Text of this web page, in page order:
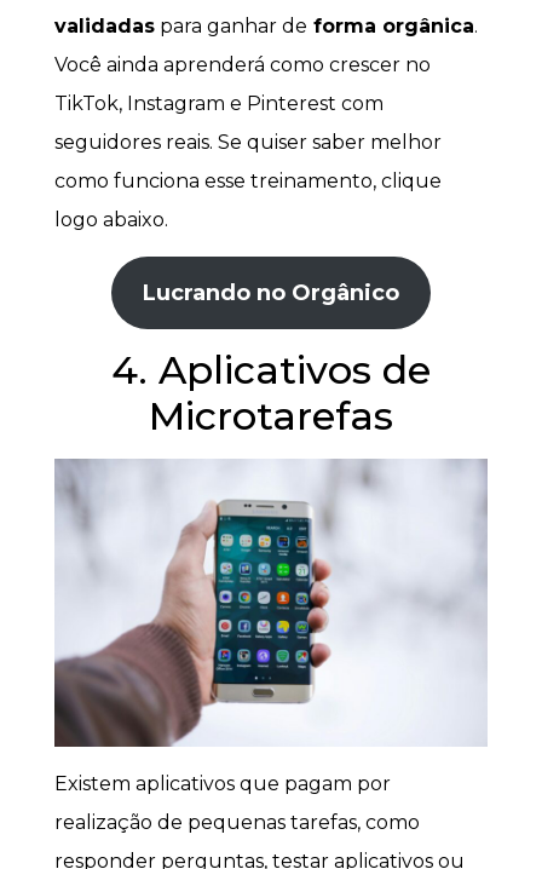
validadas para ganhar de forma orgânica.
Você ainda aprenderá como crescer no
TikTok, Instagram e Pinterest com
seguidores reais. Se quiser saber melhor
como funciona esse treinamento, clique
logo abaixo.
Lucrando no Orgânico
4. Aplicativos de
Microtarefas
Existem aplicativos que pagam por
realização de pequenas tarefas, como
responder perguntas, testar aplicativos ou